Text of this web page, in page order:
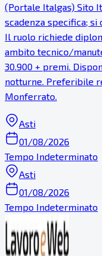
(Portale Italgas) Sito
scadenza specifica; si
Il ruolo richiede
ambito tecnico/
30.900 + premi.
notturne. Preferibile
Monferrato.
Asti
01/08/2026
Tempo Indeterminato
Asti
01/08/2026
Tempo Indeterminato